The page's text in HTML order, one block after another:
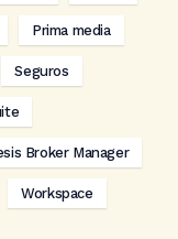
Prima media
Seguros
Broker Manager
Workspace